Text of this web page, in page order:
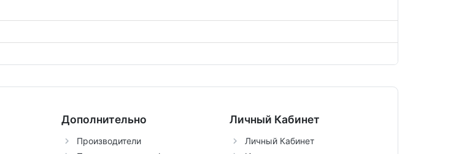
Дополнительно
Производители
Личный Кабинет
Личный Кабинет